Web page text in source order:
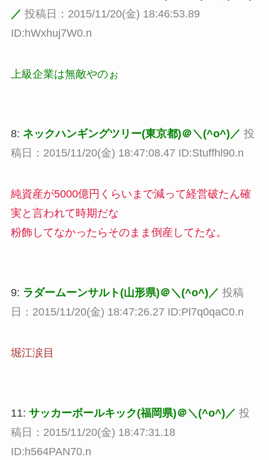
／ 投稿日：2015/11/20(金) 18:46:53.89
ID:hWxhuj7W0.n
上級企業は無敵やのぉ
8: ネックハンギングツリー(東京都)＠＼(^o^)／ 投
稿日：2015/11/20(金) 18:47:08.47 ID:Stuffhl90.n
純資産が5000億円くらいまで減って経営破たん確
実と言われて時期だな
粉飾してなかったらそのまま倒産してたな。
9: ラダームーンサルト(山形県)＠＼(^o^)／ 投稿
日：2015/11/20(金) 18:47:26.27 ID:Pl7q0qaC0.n
堀江涙目
11: サッカーボールキック(福岡県)＠＼(^o^)／ 投
稿日：2015/11/20(金) 18:47:31.18
ID:h564PAN70.n